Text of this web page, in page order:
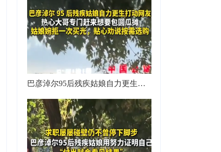
巴彦淖尔95后残疾姑娘自力更生打动网友，热心大哥专门赶来想要包圆瓜摊，姑娘婉拒一次买光，贴心劝说按需选购